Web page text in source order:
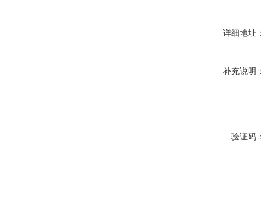
详细地址：
补充说明：
验证码：